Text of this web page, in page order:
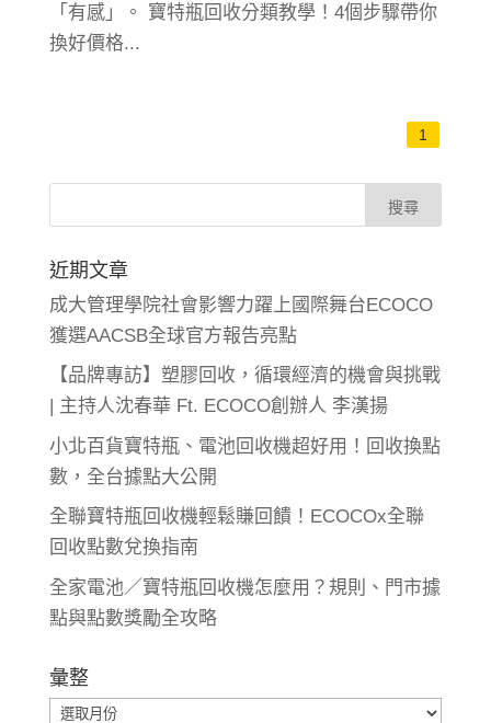
「有感」。 寶特瓶回收分類教學！4個步驟帶你
換好價格...
1
近期文章
成大管理學院社會影響力躍上國際舞台ECOCO
獲選AACSB全球官方報告亮點
【品牌專訪】塑膠回收，循環經濟的機會與挑戰
| 主持人沈春華 Ft. ECOCO創辦人 李漢揚
小北百貨寶特瓶、電池回收機超好用！回收換點
數，全台據點大公開
全聯寶特瓶回收機輕鬆賺回饋！ECOCOx全聯
回收點數兌換指南
全家電池／寶特瓶回收機怎麼用？規則、門市據
點與點數獎勵全攻略
彙整
彙